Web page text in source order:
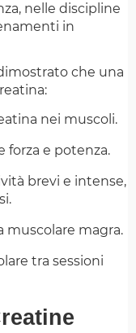
nelle discipline
in
che una
nei muscoli.
forza e potenza.
brevi e intense,
muscolare magra.
tra sessioni